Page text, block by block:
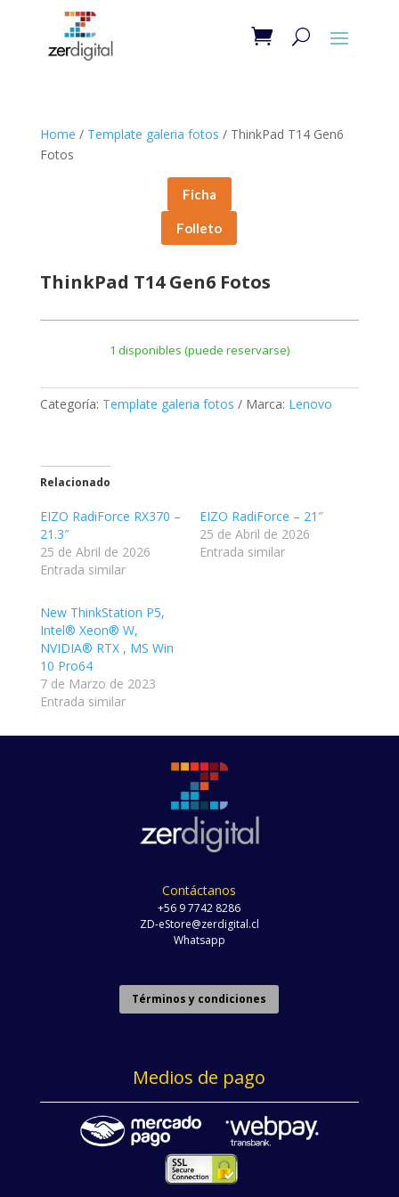
Home / Template galeria fotos / ThinkPad T14 Gen6
Fotos
Ficha
Folleto
ThinkPad T14 Gen6 Fotos
1 disponibles (puede reservarse)
Categoría: Template galeria fotos Marca: Lenovo
Relacionado
EIZO RadiForce RX370 –
21.3″
25 de Abril de 2026
Entrada similar
EIZO RadiForce – 21″
25 de Abril de 2026
Entrada similar
New ThinkStation P5,
Intel® Xeon® W,
NVIDIA® RTX , MS Win
10 Pro64
7 de Marzo de 2023
Entrada similar
Contáctanos
+56 9 7742 8286
ZD-eStore@zerdigital.cl
Whatsapp
Términos y condiciones
Medios de pago